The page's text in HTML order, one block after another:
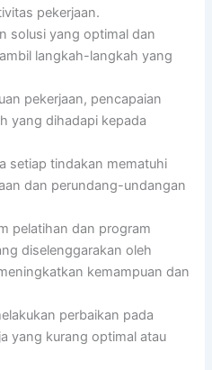
pekerjaan.
solusi yang optimal dan
langkah-langkah yang
pekerjaan, pencapaian
yang dihadapi kepada
setiap tindakan mematuhi
dan perundang-undangan
pelatihan dan program
diselenggarakan oleh
kemampuan dan
perbaikan pada
yang kurang optimal atau